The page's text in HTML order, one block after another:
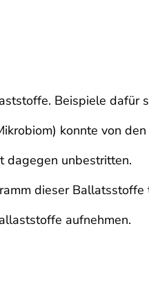
Beispiele dafür
konnte von
dagegen unbestritten.
dieser
aufnehmen.